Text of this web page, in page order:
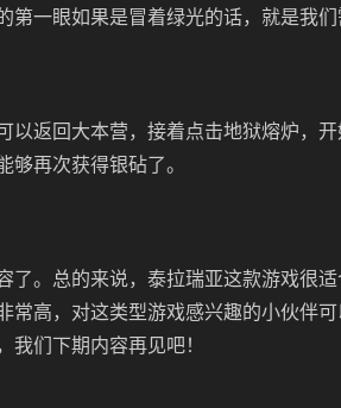
第一眼如果是冒着绿光的话，就是我
以返回大本营，接着点击地狱熔炉，
再次获得银砧了。
了。总的来说，泰拉瑞亚这款游戏很
常高，对这类型游戏感兴趣的小伙伴
们下期内容再见吧！